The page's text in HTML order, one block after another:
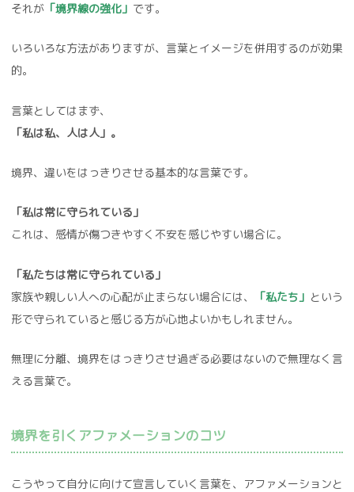
それが 「境界線の強化」 です。
いろいろな方法がありますが、言葉とイメージを併用するのが効果
的。
言葉としてはまず、
「私は私、人は人」。
境界、違いをはっきりさせる基本的な言葉です。
「私は常に守られている」
これは、感情が傷つきやすく不安を感じやすい場合に。
「私たちは常に守られている」
家族や親しい人への心配が止まらない場合には、
「私たち」 という
形で守られていると感じる方が心地よいかもしれません。
無理に分離、境界をはっきりさせ過ぎる必要はないので無理なく言
える言葉で。
境界を引くアファメーションのコツ
こうやって自分に向けて宣言していく言葉を、アファメーションと